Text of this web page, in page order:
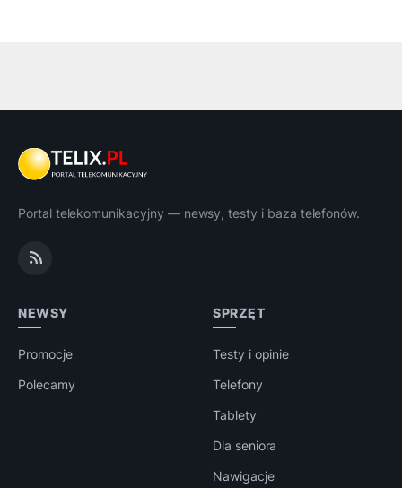
Portal telekomunikacyjny — newsy, testy i baza telefonów.
NEWSY
Promocje
Polecamy
SPRZĘT
Testy i opinie
Telefony
Tablety
Dla seniora
Nawigacje